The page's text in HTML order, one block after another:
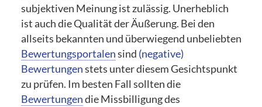
subjektiven Meinung ist zulässig. Unerheblich
ist auch die Qualität der Äußerung. Bei den
allseits bekannten und überwiegend unbeliebten
Bewertungsportalensind (negative)
Bewertungenstets unter diesem Gesichtspunkt
zu prüfen. Im besten Fall sollten die
Bewertungendie Missbilligung des